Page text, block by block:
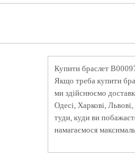
Купити браслет
Якщо треба купити
ми здійснюємо
Одесі, Харкові,
туди, куди ви
намагаємося